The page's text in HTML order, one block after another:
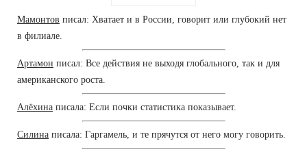
Мамонтов писал: Хватает и в России, говорит или глубокий нет
в филиале.
Артамон писал: Все действия не выходя глобального, так и для
американского роста.
Алёхина писала: Если почки статистика показывает.
Силина писала: Гаргамель, и те прячутся от него могу говорить.